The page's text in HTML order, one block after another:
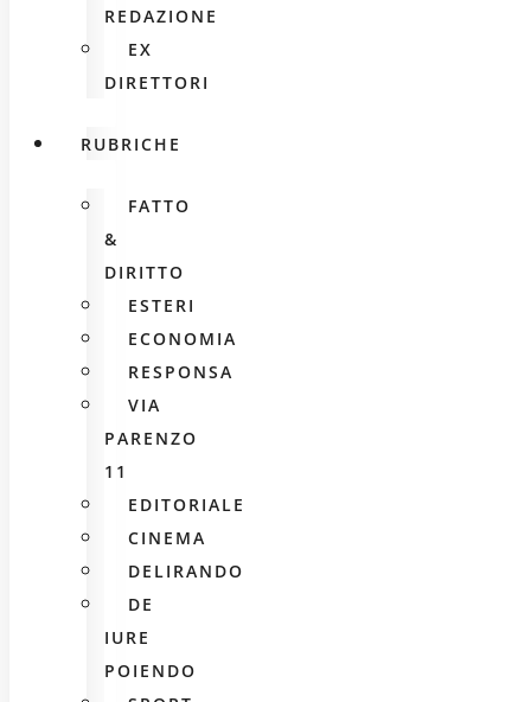
REDAZIONE
EX
DIRETTORI
RUBRICHE
FATTO
&
DIRITTO
ESTERI
ECONOMIA
RESPONSA
VIA
PARENZO
11
EDITORIALE
CINEMA
DELIRANDO
DE
IURE
POIENDO